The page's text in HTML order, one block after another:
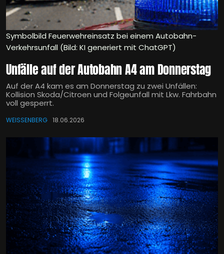
Symbolbild Feuerwehreinsatz bei einem Autobahn-
Verkehrsunfall (Bild: KI generiert mit ChatGPT)
Unfälle auf der Autobahn A4 am Donnerstag
Auf der A4 kam es am Donnerstag zu zwei Unfällen:
Kollision Skoda/Citroen und Folgeunfall mit Lkw. Fahrbahn
voll gesperrt.
WEISSENBERG 18.06.2026